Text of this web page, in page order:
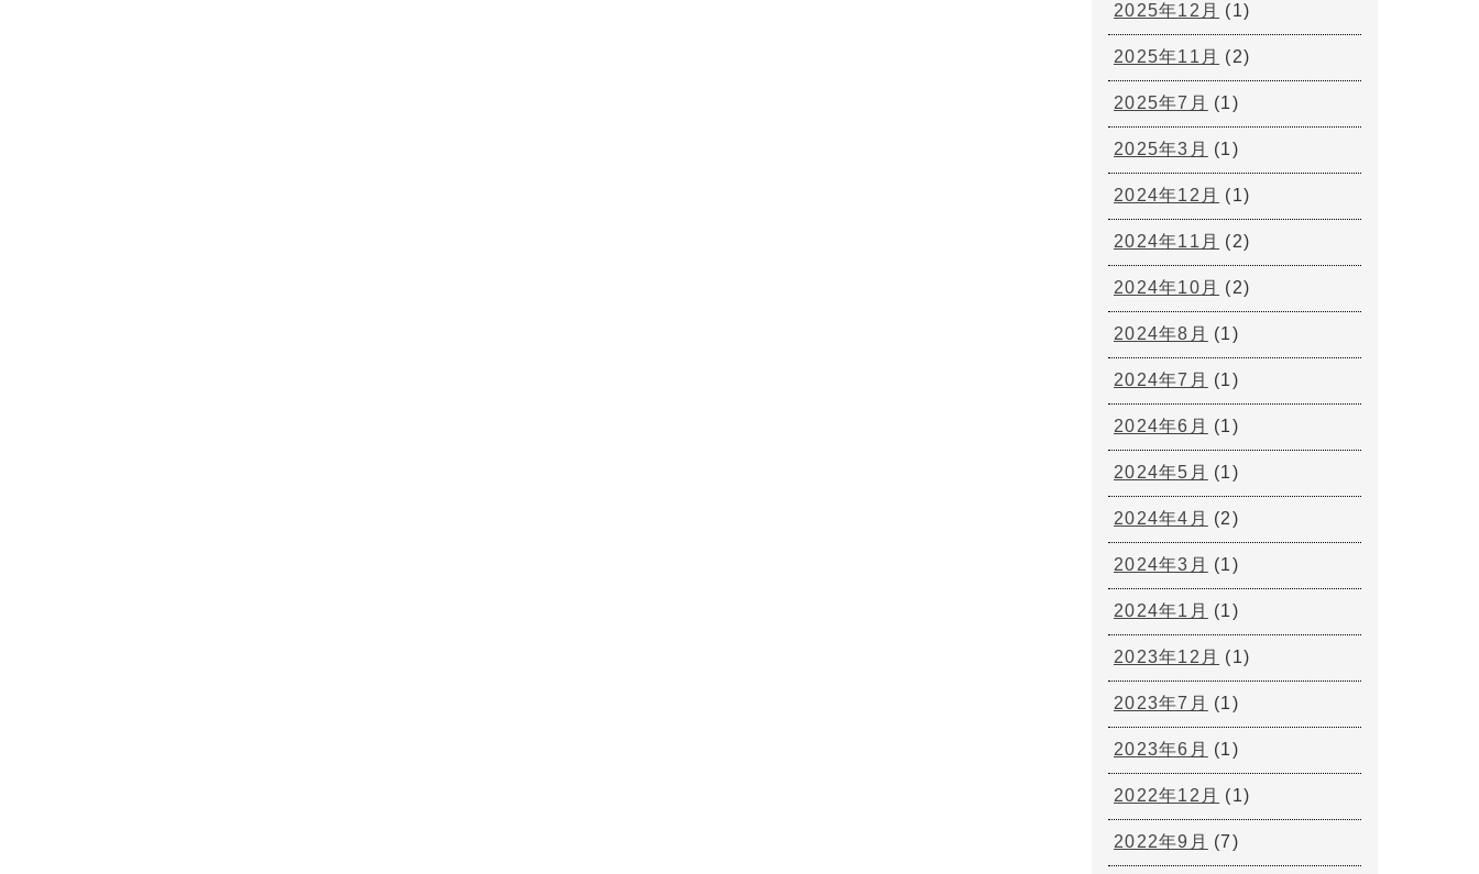
2025年12月 (1)
2025年11月 (2)
2025年7月 (1)
2025年3月 (1)
2024年12月 (1)
2024年11月 (2)
2024年10月 (2)
2024年8月 (1)
2024年7月 (1)
2024年6月 (1)
2024年5月 (1)
2024年4月 (2)
2024年3月 (1)
2024年1月 (1)
2023年12月 (1)
2023年7月 (1)
2023年6月 (1)
2022年12月 (1)
2022年9月 (7)